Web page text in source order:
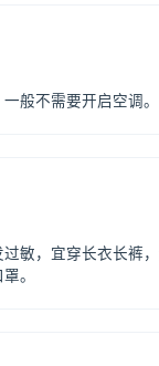
般不需要开启空调。
敏，宜穿长衣长裤，
。